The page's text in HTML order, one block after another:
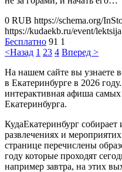
0 RUB https://schema.org/
https://kudaekb.ru/event/
Бесплатно 91 1
<Назад 1 23 4 Вперед >
На нашем сайте вы узнаете
в Екатеринбурге в 2026
интерактивная афиша
Екатеринбурга.
КудаЕкатеринбург
развлечениях и
странице перечислены
году которые проходят
например завтра, на этих